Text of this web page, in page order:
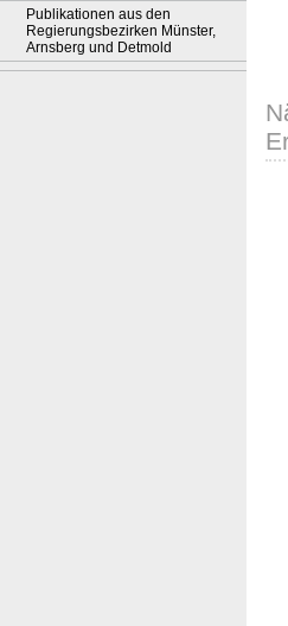
Publikationen aus den
Regierungsbezirken Münster,
Arnsberg und Detmold